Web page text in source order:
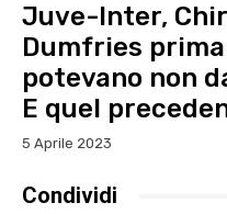
Juve-Inter,
Dumfries
potevano non
E quel
5 Aprile 2023
Condividi